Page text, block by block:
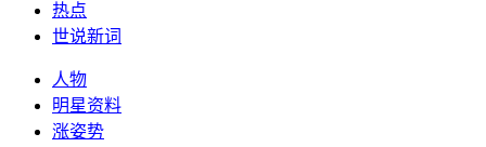
热点
世说新词
人物
明星资料
涨姿势